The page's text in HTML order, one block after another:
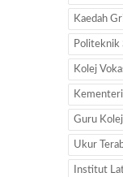
Kaedah
Politeknik
Kolej
Guru Kolej
Ukur
Institut